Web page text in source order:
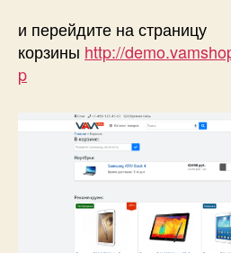
и перейдите на страницу
корзины http://
p